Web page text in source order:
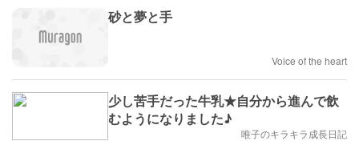
砂と夢と手
Voice of the heart
少し苦手だった牛乳★自分から進んで飲
むようになりました♪
唯子のキラキラ成長日記